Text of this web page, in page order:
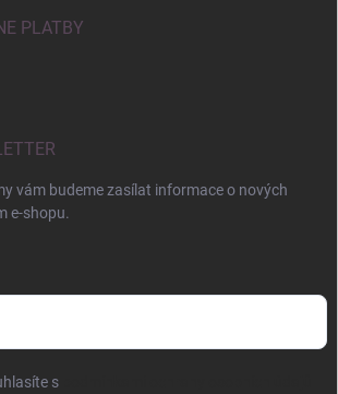
PLATBY
vám budeme zasílat informace o nových
e-shopu.
s